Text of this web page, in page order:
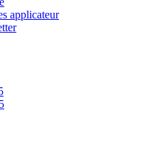
applicateur